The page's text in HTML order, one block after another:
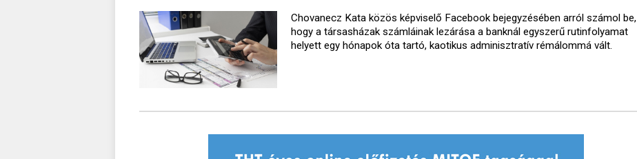
Chovanecz Kata közös képviselő Facebook bejegyzésében arról számol be,
hogy a társasházak számláinak lezárása a banknál egyszerű rutinfolyamat
helyett egy hónapok óta tartó, kaotikus adminisztratív rémálommá vált.